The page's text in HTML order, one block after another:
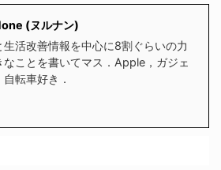
(ヌルナン)
生活改善情報を中心に8割ぐらいの力
なことを書いてマス．Apple，ガジェ
自転車好き．